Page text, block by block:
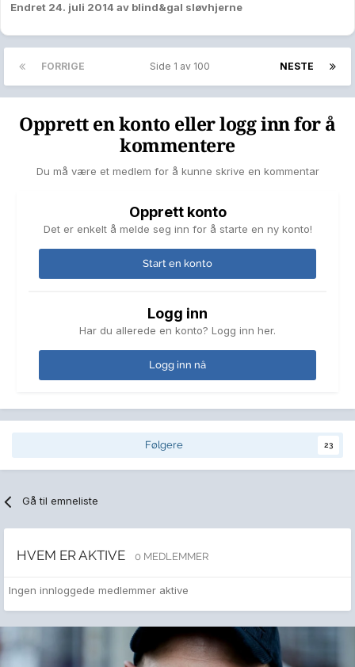
Endret 24. juli 2014 av blind&gal sløvhjerne
FORRIGE NESTE
Side 1 av 100
Opprett en konto eller logg inn for å
kommentere
Du må være et medlem for å kunne skrive en kommentar
Opprett konto
Det er enkelt å melde seg inn for å starte en ny konto!
Start en konto
Logg inn
Har du allerede en konto? Logg inn her.
Logg inn nå
Følgere 23
Gå til emneliste
HVEM ER AKTIVE 0 MEDLEMMER
Ingen innloggede medlemmer aktive